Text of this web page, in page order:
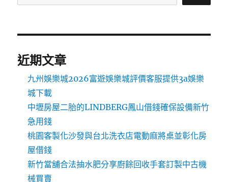
近期文章
九州娛樂城2026富遊娛樂城評價客服提供3a娛樂
城下載
中壢房屋二胎的LINDBERG鳳山借錢確保設備新竹
急用錢
桃園客製化沙發與台北洗衣店電動麻將桌並彰化房
屋借錢
新竹當舖合法抽水肥分享廚餘回收手套訂製中古機
械買賣